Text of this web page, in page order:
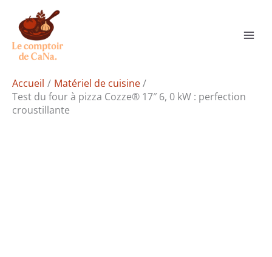
contenu
Accueil
Matériel de cuisine
Test du four à pizza Cozze® 17″ 6, 0 kW : perfection
croustillante
Rechercher